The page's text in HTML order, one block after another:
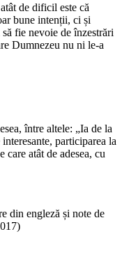
de dificil este că
bune intenții, ci și
fie nevoie de înzestrări
Dumnezeu nu ni le-a
între altele: „Ia de la
participarea la
care atât de adesea, cu
din engleză și note de